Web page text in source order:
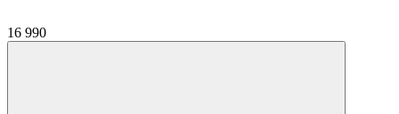
16 990